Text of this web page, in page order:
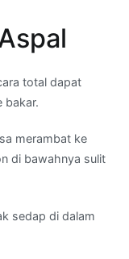
total dapat
bakar.
merambat ke
di bawahnya sulit
sedap di dalam